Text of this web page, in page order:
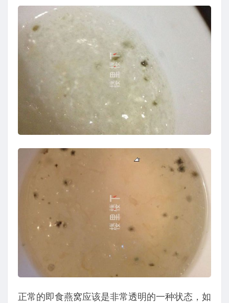
正常的即食燕窝应该是非常透明的一种状态，如